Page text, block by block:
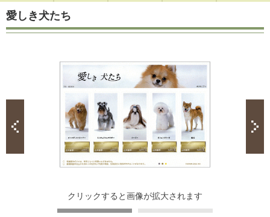
愛しき犬たち
クリックすると画像が拡大されます